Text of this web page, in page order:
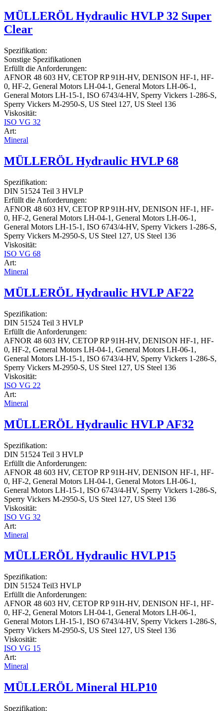
MÜLLERÖL Hydraulic HVLP 32 Super
Clear
Spezifikation:
Sonstige Spezifikationen
Erfüllt die Anforderungen:
AFNOR 48 603 HV, CETOP RP 91H-HV, DENISON HF-1, HF-
0, HF-2, General Motors LH-04-1, General Motors LH-06-1,
General Motors LH-15-1, ISO 6743/4-HV, Sperry Vickers 1-286-S,
Sperry Vickers M-2950-S, US Steel 127, US Steel 136
Viskosität:
ISO VG 32
Art:
Mineral
MÜLLERÖL Hydraulic HVLP 68
Spezifikation:
DIN 51524 Teil 3 HVLP
Erfüllt die Anforderungen:
AFNOR 48 603 HV, CETOP RP 91H-HV, DENISON HF-1, HF-
0, HF-2, General Motors LH-04-1, General Motors LH-06-1,
General Motors LH-15-1, ISO 6743/4-HV, Sperry Vickers 1-286-S,
Sperry Vickers M-2950-S, US Steel 127, US Steel 136
Viskosität:
ISO VG 68
Art:
Mineral
MÜLLERÖL Hydraulic HVLP AF22
Spezifikation:
DIN 51524 Teil 3 HVLP
Erfüllt die Anforderungen:
AFNOR 48 603 HV, CETOP RP 91H-HV, DENISON HF-1, HF-
0, HF-2, General Motors LH-04-1, General Motors LH-06-1,
General Motors LH-15-1, ISO 6743/4-HV, Sperry Vickers 1-286-S,
Sperry Vickers M-2950-S, US Steel 127, US Steel 136
Viskosität:
ISO VG 22
Art:
Mineral
MÜLLERÖL Hydraulic HVLP AF32
Spezifikation:
DIN 51524 Teil 3 HVLP
Erfüllt die Anforderungen:
AFNOR 48 603 HV, CETOP RP 91H-HV, DENISON HF-1, HF-
0, HF-2, General Motors LH-04-1, General Motors LH-06-1,
General Motors LH-15-1, ISO 6743/4-HV, Sperry Vickers 1-286-S,
Sperry Vickers M-2950-S, US Steel 127, US Steel 136
Viskosität:
ISO VG 32
Art:
Mineral
MÜLLERÖL Hydraulic HVLP15
Spezifikation:
DIN 51524 Teil3 HVLP
Erfüllt die Anforderungen:
AFNOR 48 603 HV, CETOP RP 91H-HV, DENISON HF-1, HF-
0, HF-2, General Motors LH-04-1, General Motors LH-06-1,
General Motors LH-15-1, ISO 6743/4-HV, Sperry Vickers 1-286-S,
Sperry Vickers M-2950-S, US Steel 127, US Steel 136
Viskosität:
ISO VG 15
Art:
Mineral
MÜLLERÖL Mineral HLP10
Spezifikation: